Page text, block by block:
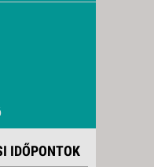
IDŐPONTOK